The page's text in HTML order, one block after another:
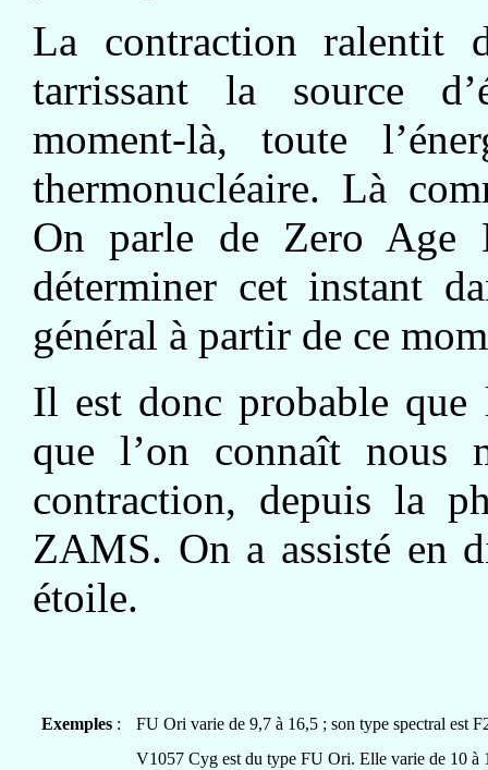
La contraction ralentit
tarrissant la source
moment-là, toute
thermonucléaire. Là
On parle de Zero Age
déterminer cet instant
général à partir de ce
Il est donc probable que
que l’on connaît nous
contraction, depuis la
ZAMS. On a assisté en
étoile.
Exemples :
FU Ori varie de 9,7 à 16,5 ; son type spectral est
V1057 Cyg est du type FU Ori. Elle varie de 10 à